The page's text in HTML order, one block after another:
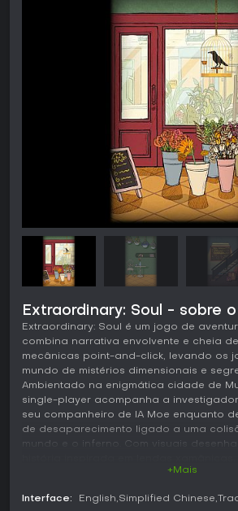
Extraordinary: Soul - sobre
Extraordinary: Soul é um jogo de
combina narrativa envolvente e cheia
mecânicas point-and-click, levando os
mundo de mistérios dimensionais e
Ambientado na enigmática cidade de
single-player acompanha a
seu companheiro de IA Moe enquanto
de desaparecimento ligado a uma
mundo e o inferno. Com visuais
você a resolver quebra-cabeças
Ewutanhi. Perfeito para quem curte
+Mais
Interface: English Simplified Chinese